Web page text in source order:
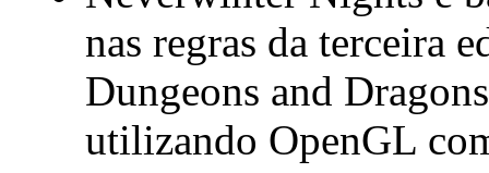
nas regras da terceira
Dungeons and
utilizando OpenGL